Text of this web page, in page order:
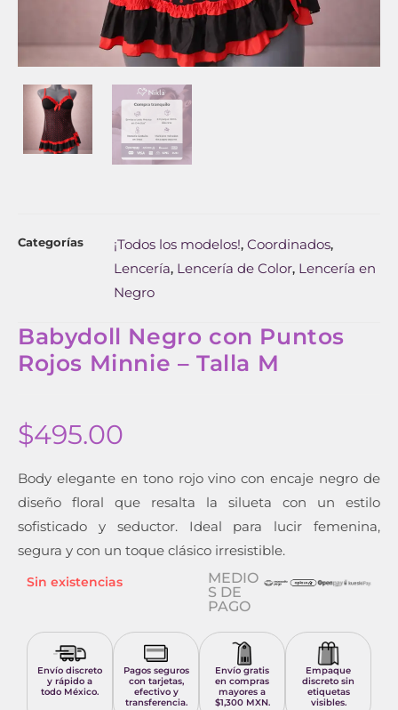
Categorías ¡Todos los modelos!, Coordinados,
Lencería, Lencería de Color, Lencería en
Negro
Babydoll Negro con Puntos
Rojos Minnie – Talla M
$495.00
Body elegante en tono rojo vino con encaje negro de
diseño floral que resalta la silueta con un estilo
sofisticado y seductor. Ideal para lucir femenina,
segura y con un toque clásico irresistible.
Sin existencias
MEDIO
S DE
PAGO
Envío discreto
y rápido a
todo México.
Pagos seguros
con tarjetas,
efectivo y
transferencia.
Envío gratis
en compras
mayores a
$1,300 MXN.
Empaque
discreto sin
etiquetas
visibles.